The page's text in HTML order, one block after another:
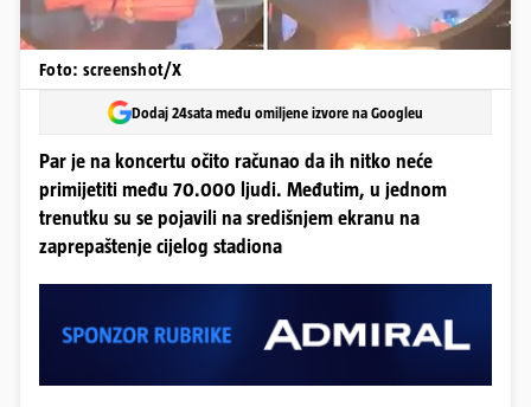
Foto: screenshot/X
Dodaj 24sata među omiljene izvore na Googleu
Par je na koncertu očito računao da ih nitko neće
primijetiti među 70.000 ljudi. Međutim, u jednom
trenutku su se pojavili na središnjem ekranu na
zaprepaštenje cijelog stadiona